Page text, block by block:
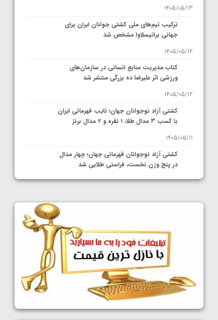
1405/05/13
ترکیب تیم‌های ملی کشتی جوانان ایران برای
جهانی براتیسلاوا مشخص شد
1405/05/12
کتاب مدیریت منابع انسانی در سازمان‌های
ورزشی اثر علیرضا ده بزرگی منتشر شد
1405/05/12
کشتی آزاد نوجوانان جهان؛ نایب قهرمانی ایران
با کسب ۳ مدال طلا، ۱ نقره و ۲ مدال برنز
1405/05/11
کشتی آزاد نوجوانان قهرمانی جهان؛ چهار مدال
در پنج وزن نخست، فراستی طلایی شد
1405/05/11
کشتی آزاد نوجوانان جهان؛ رقبای نمایندگان
ایران مشخص شدند
1405/05/08
کشتی فرنگی نوجوانان جهان؛ سکوی تیمی
سوم برای ایران
1405/05/07